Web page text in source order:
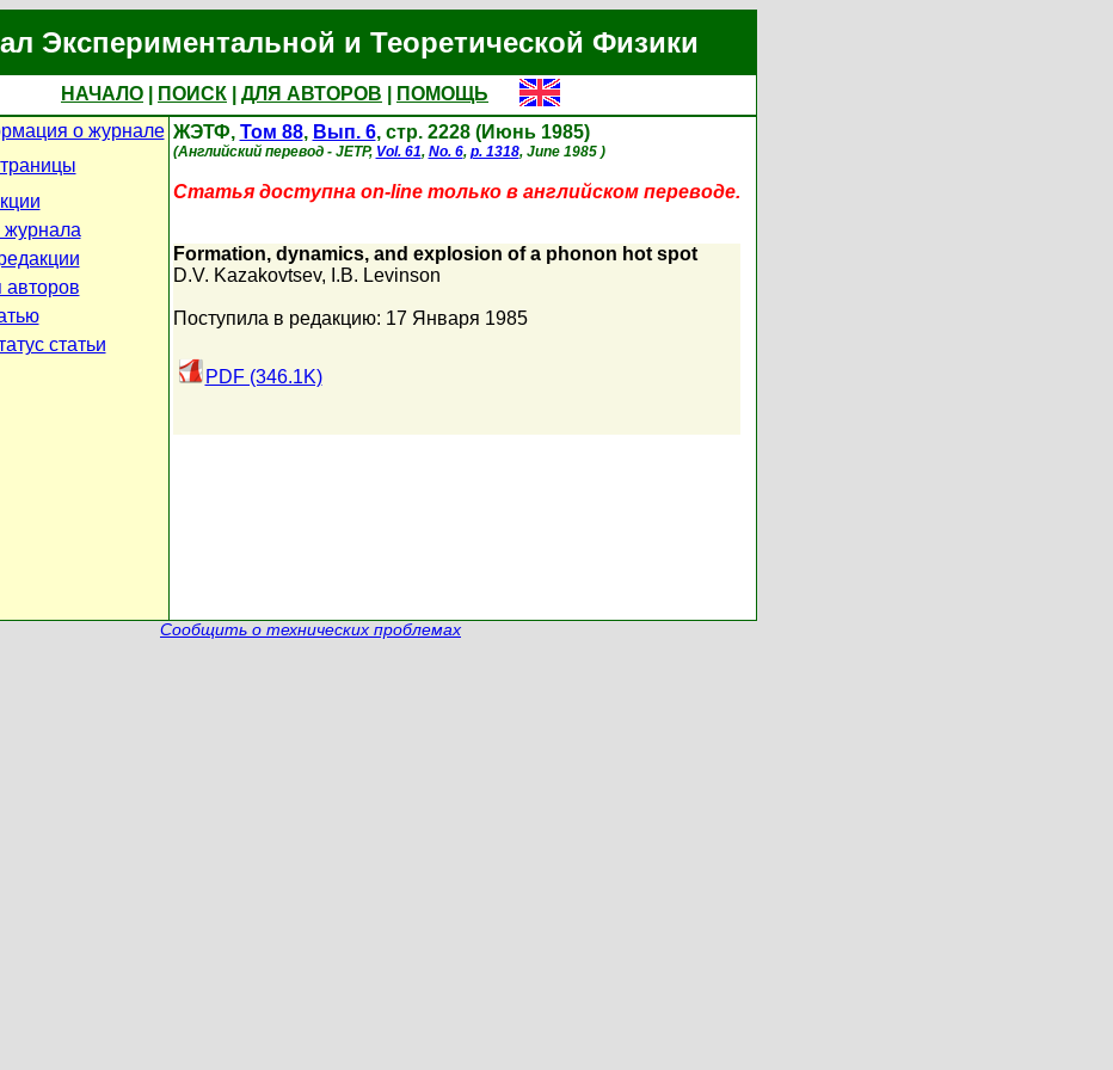
Экспериментальной и Теоретической Физики
НАЧАЛО ПОИСК ДЛЯ АВТОРОВ
ПОМОЩЬ
о журнале
авторов
статьи
ЖЭТФ, Том 88, Вып. 6, стр. 2228 (Июнь 1985)
(Английский перевод - JETP, Vol. 61, No. 6, p. 1318, June 1985 )
Статья доступна on-line только в английском переводе.
Formation, dynamics, and explosion of a phonon hot spot
D.V. Kazakovtsev, I.B. Levinson
Поступила в редакцию: 17 Января 1985
PDF (346.1K)
Сообщить о технических проблемах